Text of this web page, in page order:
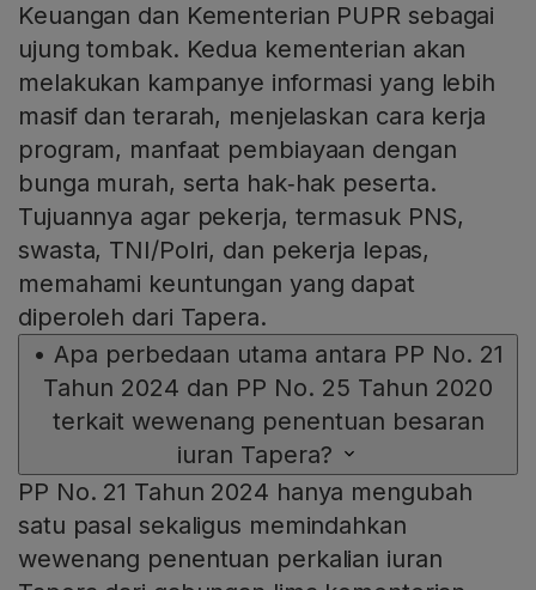
Keuangan dan Kementerian PUPR sebagai
ujung tombak. Kedua kementerian akan
melakukan kampanye informasi yang lebih
masif dan terarah, menjelaskan cara kerja
program, manfaat pembiayaan dengan
bunga murah, serta hak‑hak peserta.
Tujuannya agar pekerja, termasuk PNS,
swasta, TNI/Polri, dan pekerja lepas,
memahami keuntungan yang dapat
diperoleh dari Tapera.
• Apa perbedaan utama antara PP No. 21
Tahun 2024 dan PP No. 25 Tahun 2020
terkait wewenang penentuan besaran
iuran Tapera?
PP No. 21 Tahun 2024 hanya mengubah
satu pasal sekaligus memindahkan
wewenang penentuan perkalian iuran